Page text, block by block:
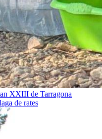
XXIII de Tarragona
de rates